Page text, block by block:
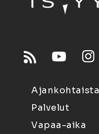
Ajankohtaista
Palvelut
Vapaa-aika